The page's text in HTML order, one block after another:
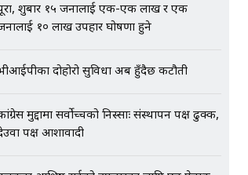
शुक्रबार १५ जनालाई एक-एक लाख र एक
१० लाख उपहार घोषणा हुने
दोहोरो सुविधा अब हुँदैछ कटौती
मुद्दामा सर्वोच्चको निस्साः संस्थापन पक्ष ढुक्क,
पक्ष आशावादी